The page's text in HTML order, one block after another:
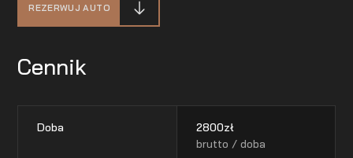
REZERWUJ AUTO
Cennik
Doba 2800zł
brutto / doba